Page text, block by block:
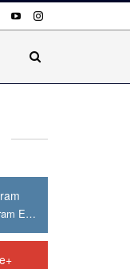
Instagram Europamos